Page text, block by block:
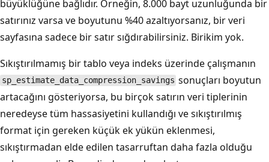
büyüklüğüne bağlıdır. Örneğin, 8.000 bayt uzunluğunda bir
satırınız varsa ve boyutunu %40 azaltıyorsanız, bir veri
sayfasına sadece bir satır sığdırabilirsiniz. Birikim yok.
Sıkıştırılmamış bir tablo veya indeks üzerinde çalışmanın
sp_estimate_data_compression_savings sonuçları boyutun
artacağını gösteriyorsa, bu birçok satırın veri tiplerinin
neredeyse tüm hassasiyetini kullandığı ve sıkıştırılmış
format için gereken küçük ek yükün eklenmesi,
sıkıştırmadan elde edilen tasarruftan daha fazla olduğu